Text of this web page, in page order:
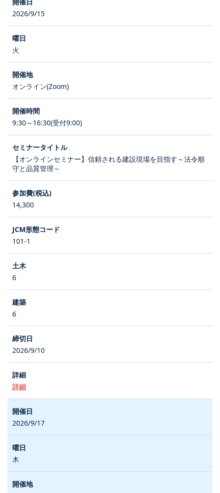
2026/9/15
火
オンライン(Zoom)
9:30～16:30(受付9:00)
【オンラインセミナー】信頼される建設現場を目指す～法令順
守と品質管理～
14,300
101-1
6
6
2026/9/10
詳細
2026/9/17
木